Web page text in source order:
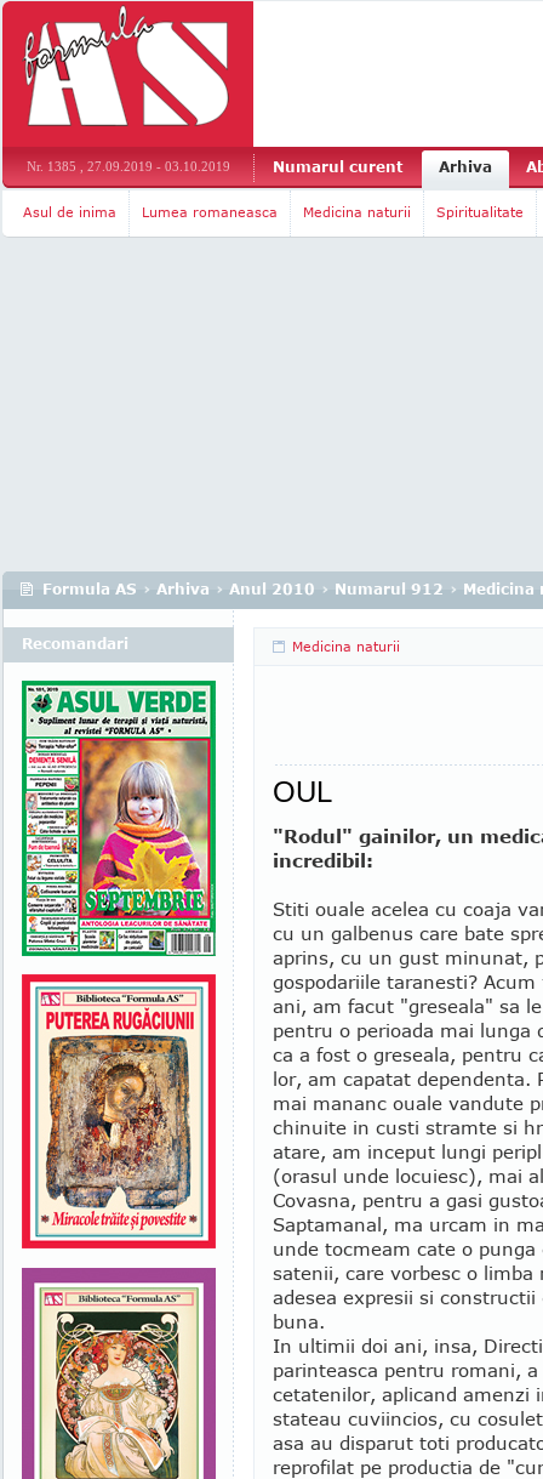
Nr. 1385 , 27.09.2019 - 03.10.2019 Numarul curent Arhiva
Asul de inima Lumea romaneasca Medicina naturii Spiritualitate
Formula AS › Arhiva › Anul 2010 › Numarul 912 › Medicina
Medicina naturii
OUL
"Rodul" gainilor, un
incredibil:
Stiti ouale acelea cu coaja
cu un galbenus care bate
aprins, cu un gust minunat,
gospodariile taranesti? Acum
ani, am facut "greseala" sa
pentru o perioada mai lunga
ca a fost o greseala, pentru
lor, am capatat dependenta.
mai mananc ouale vandute
chinuite in custi stramte si
atare, am inceput lungi
(orasul unde locuiesc), mai
Covasna, pentru a gasi
Saptamanal, ma urcam in
unde tocmeam cate o
satenii, care vorbesc o
adesea expresii si
buna.
In ultimii doi ani, insa,
parinteasca pentru romani,
cetatenilor, aplicand amenzi
stateau cuviincios, cu
asa au disparut toti
reprofilat pe productia de
Recomandari